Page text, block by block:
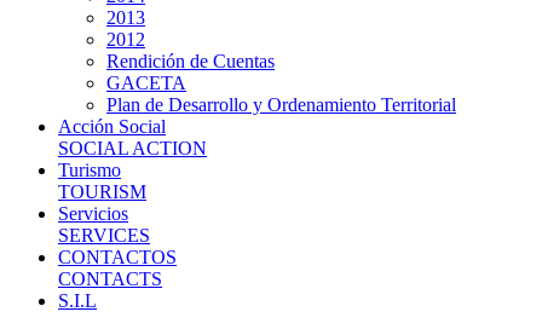
2013
2012
Rendición de Cuentas
GACETA
Plan de Desarrollo y Ordenamiento Territorial
Acción Social
SOCIAL ACTION
Turismo
TOURISM
Servicios
SERVICES
CONTACTOS
CONTACTS
S.I.L